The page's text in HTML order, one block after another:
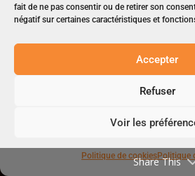
fait de ne pas consentir ou de retirer son
négatif sur certaines caractéristiques et
Accepter
Refuser
Voir les
Politique de cookiesPolitique
Téléphone*
Share This